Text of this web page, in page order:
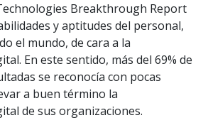
Breakthrough Report
y aptitudes del personal,
el mundo, de cara a la
En este sentido, más del 69% de
se reconocía con pocas
a buen término la
de sus organizaciones.